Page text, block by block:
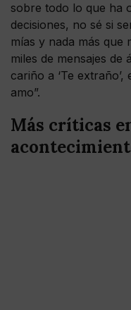
sobre todo lo que ha
decisiones, no sé si
mías y nada más que
miles de mensajes de
cariño a ‘Te
amo”.
Más críticas